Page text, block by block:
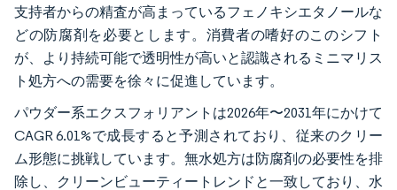
支持者からの精査が高まっているフェノキシエタノールな
どの防腐剤を必要とします。消費者の嗜好のこのシフト
が、より持続可能で透明性が高いと認識されるミニマリス
ト処方への需要を徐々に促進しています。
パウダー系エクスフォリアントは2026年〜2031年にかけて
CAGR 6.01%で成長すると予測されており、従来のクリー
ム形態に挑戦しています。無水処方は防腐剤の必要性を排
除し、クリーンビューティートレンドと一致しており、水